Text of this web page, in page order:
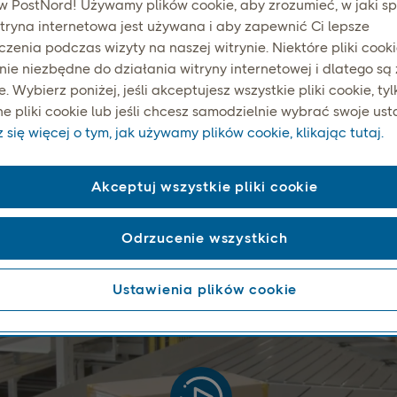
na awarie system sortowania o niezrównanej precyzji
wydajności sortowania, niezależnie od rodzaju przesyłki.
PostNord! Używamy plików cookie, aby zrozumieć, w jaki
internetowa jest używana i aby zapewnić Ci lepsze
podczas wizyty na naszej witrynie. Niektóre pliki
niezbędne do działania witryny internetowej i dlatego są
Wybierz poniżej, jeśli akceptujesz wszystkie pliki cookie,
pliki cookie lub jeśli chcesz samodzielnie wybrać swoje
się więcej o tym, jak używamy plików cookie, klikając tutaj.
Ustawienia plików cookie
Odrzucenie wszystkich
Akceptuj wszystkie pliki cookie